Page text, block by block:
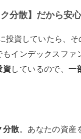
分散】だから安心
投資していたら、そ
もインデックスファ
資しているので、一
分散。あなたの資産